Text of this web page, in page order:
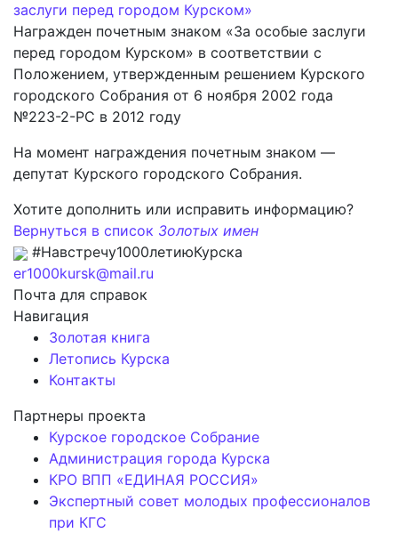
заслуги перед городом Курском»
Награжден почетным знаком «За особые заслуги
перед городом Курском» в соответствии с
Положением, утвержденным решением Курского
городского Собрания от 6 ноября 2002 года
№223-2-РС в 2012 году
На момент награждения почетным знаком —
депутат Курского городского Собрания.
Хотите дополнить или исправить информацию?
Вернуться в список Золотых имен
#Навстречу1000летиюКурска
er1000kursk@mail.ru
Почта для справок
Навигация
Золотая книга
Летопись Курска
Контакты
Партнеры проекта
Курское городское Собрание
Администрация города Курска
КРО ВПП «ЕДИНАЯ РОССИЯ»
Экспертный совет молодых профессионалов
при КГС